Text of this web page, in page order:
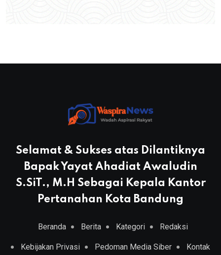
Selamat & Sukses atas Dilantiknya
Bapak Yayat Ahadiat Awaludin
S.SiT., M.H Sebagai Kepala Kantor
Pertanahan Kota Bandung
Beranda Berita Kategori Redaksi
Kebijakan Privasi Pedoman Media Siber Kontak